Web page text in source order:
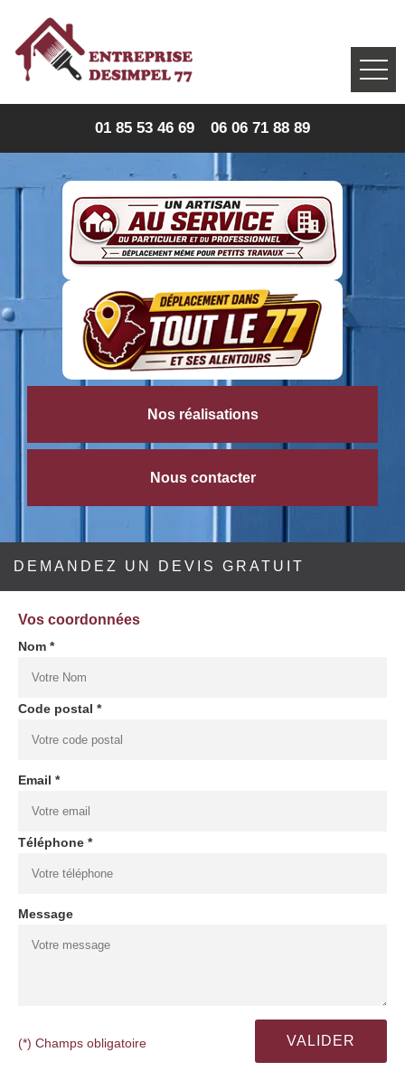
01 85 53 46 69 06 06 71 88 89
Nos réalisations
Nous contacter
DEMANDEZ UN DEVIS GRATUIT
Vos coordonnées
Nom *
Code postal *
Email *
Téléphone *
Message
(*) Champs obligatoire